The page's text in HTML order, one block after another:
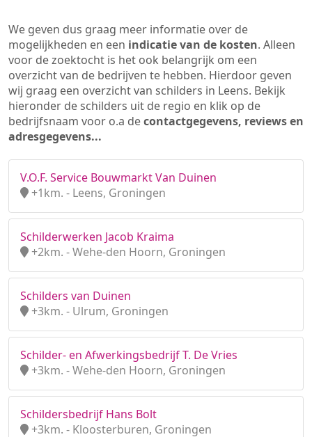
We geven dus graag meer informatie over de
mogelijkheden en een indicatie van de kosten. Alleen
voor de zoektocht is het ook belangrijk om een
overzicht van de bedrijven te hebben. Hierdoor geven
wij graag een overzicht van schilders in Leens. Bekijk
hieronder de schilders uit de regio en klik op de
bedrijfsnaam voor o.a decontactgegevens, reviews en
adresgegevens...
V.O.F. Service Bouwmarkt Van Duinen
+1km. - Leens, Groningen
Schilderwerken Jacob Kraima
+2km. - Wehe-den Hoorn, Groningen
Schilders van Duinen
+3km. - Ulrum, Groningen
Schilder- en Afwerkingsbedrijf T. De Vries
+3km. - Wehe-den Hoorn, Groningen
Schildersbedrijf Hans Bolt
+3km. - Kloosterburen, Groningen